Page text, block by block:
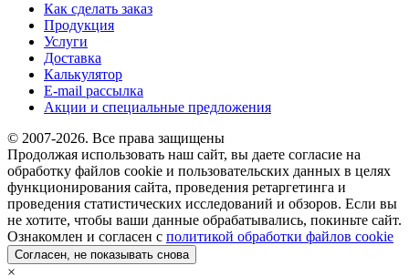
Как сделать заказ
Продукция
Услуги
Доставка
Калькулятор
E-mail рассылка
Акции и специальные предложения
© 2007-2026. Все права защищены
Продолжая использовать наш сайт, вы даете согласие на
обработку файлов cookie и пользовательских данных в целях
функционирования сайта, проведения ретаргетинга и
проведения статистических исследований и обзоров. Если вы
не хотите, чтобы ваши данные обрабатывались, покиньте сайт.
Ознакомлен и согласен с политикой обработки файлов cookie
Согласен, не показывать снова
×